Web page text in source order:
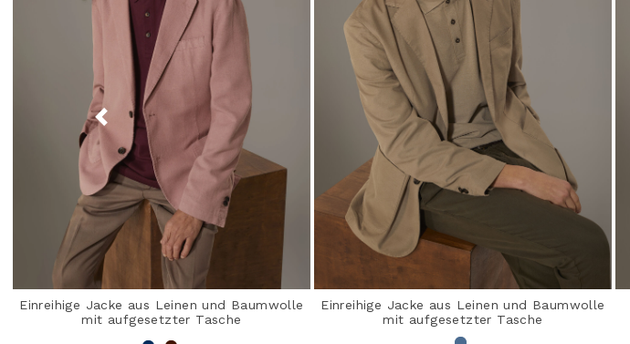
Einreihige Jacke aus Leinen und Baumwolle
mit aufgesetzter Tasche
Einreihige Jacke aus Leinen und Baumwolle
mit aufgesetzter Tasche